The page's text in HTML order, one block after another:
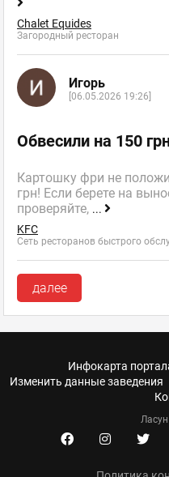
Chalet Equides
Загородный ресторан
Игорь
[06.05.2026 19:26]
Обвесили на 150
Картошку фри не
грн! Если берете на
проверяйте, ...
KFC
Сеть ресторанов быстрого
далее
Инфокарта
Изменить данные заведения